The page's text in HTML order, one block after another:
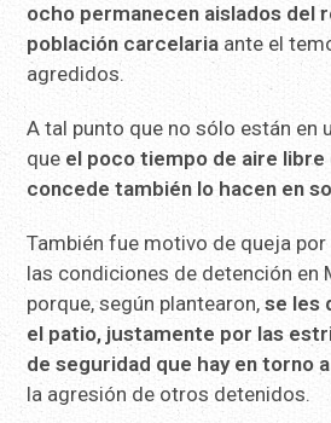
ocho permanecen aislados del
población carcelaria ante el
agredidos.
A tal punto que no sólo están en
que el poco tiempo de aire libre
concede también lo hacen en
También fue motivo de queja
las condiciones de detención en
porque, según plantearon, se les
el patio, justamente por las
de seguridad que hay en torno
la agresión de otros detenidos.